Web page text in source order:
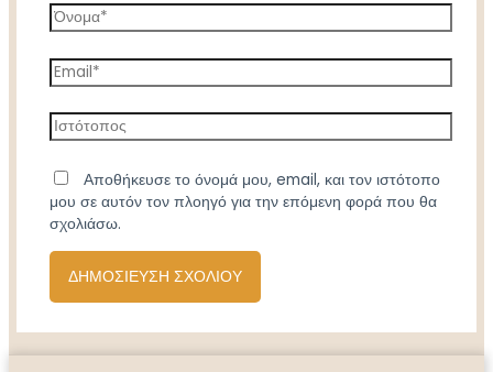
Όνομα*
Email*
Ιστότοπος
Αποθήκευσε το όνομά μου, email, και τον ιστότοπο
μου σε αυτόν τον πλοηγό για την επόμενη φορά που θα
σχολιάσω.